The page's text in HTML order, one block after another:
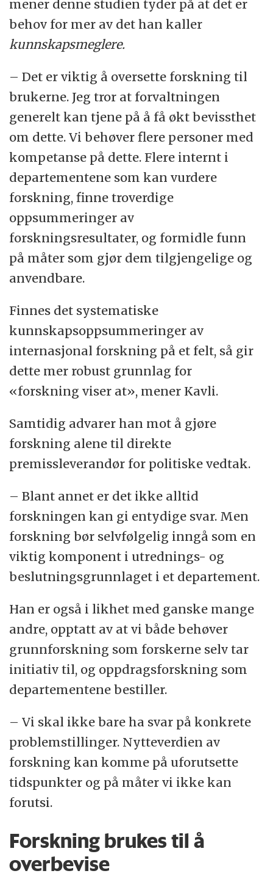
mener denne studien tyder på at det er
behov for mer av det han kaller
kunnskapsmeglere.
– Det er viktig å oversette forskning til
brukerne. Jeg tror at forvaltningen
generelt kan tjene på å få økt bevissthet
om dette. Vi behøver flere personer med
kompetanse på dette. Flere internt i
departementene som kan vurdere
forskning, finne troverdige
oppsummeringer av
forskningsresultater, og formidle funn
på måter som gjør dem tilgjengelige og
anvendbare.
Finnes det systematiske
kunnskapsoppsummeringer av
internasjonal forskning på et felt, så gir
dette mer robust grunnlag for
«forskning viser at», mener Kavli.
Samtidig advarer han mot å gjøre
forskning alene til direkte
premissleverandør for politiske vedtak.
– Blant annet er det ikke alltid
forskningen kan gi entydige svar. Men
forskning bør selvfølgelig inngå som en
viktig komponent i utrednings- og
beslutningsgrunnlaget i et departement.
Han er også i likhet med ganske mange
andre, opptatt av at vi både behøver
grunnforskning som forskerne selv tar
initiativ til, og oppdragsforskning som
departementene bestiller.
– Vi skal ikke bare ha svar på konkrete
problemstillinger. Nytteverdien av
forskning kan komme på uforutsette
tidspunkter og på måter vi ikke kan
forutsi.
Forskning brukes til å
overbevise